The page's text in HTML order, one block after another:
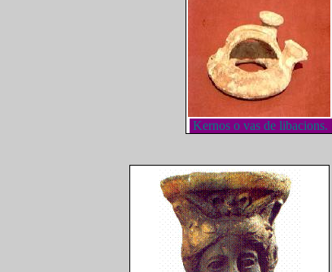
Kernos o vas de libacions.